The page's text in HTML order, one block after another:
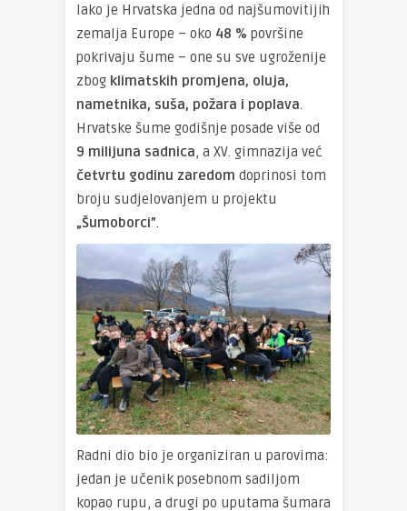
Iako je Hrvatska jedna od najšumovitijih
zemalja Europe – oko 48 % površine
pokrivaju šume – one su sve ugroženije
zbog klimatskih promjena, oluja,
nametnika, suša, požara i poplava.
Hrvatske šume godišnje posade više od
9 milijuna sadnica, a XV. gimnazija već
četvrtu godinu zaredom doprinosi tom
broju sudjelovanjem u projektu
„Šumoborci”.
Radni dio bio je organiziran u parovima:
jedan je učenik posebnom sadiljom
kopao rupu, a drugi po uputama šumara